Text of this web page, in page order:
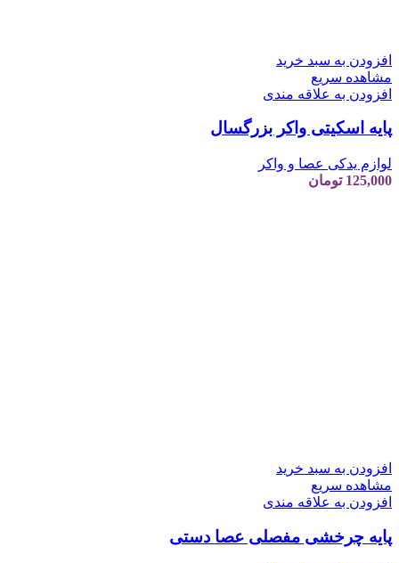
افزودن به سبد خرید
مشاهده سریع
افزودن به علاقه مندی
پایه اسکیتی واکر بزرگسال
لوازم یدکی عصا و واکر
125,000 تومان
افزودن به سبد خرید
مشاهده سریع
افزودن به علاقه مندی
پایه چرخشی مفصلی عصا دستی